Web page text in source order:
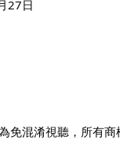
27日
免混淆視聽，所有